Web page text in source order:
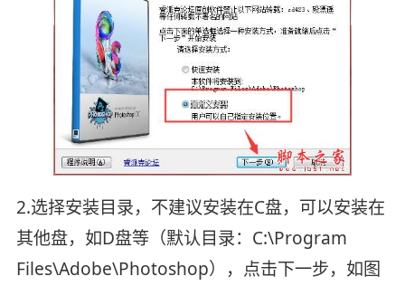
2.选择安装目录，不建议安装在C盘，可以安装在
其他盘，如D盘等（默认目录：C:\Program
Files\Adobe\Photoshop），点击下一步，如图